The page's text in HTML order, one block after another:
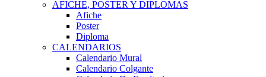
AFICHE, POSTER Y DIPLOMAS
Afiche
Poster
Diploma
CALENDARIOS
Calendario Mural
Calendario Colgante